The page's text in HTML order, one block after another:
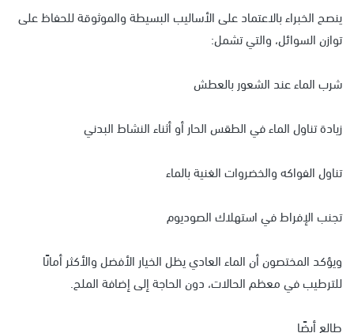
ينصح الخبراء بالاعتماد على الأساليب البسيطة والموثوقة للحفاظ على
توازن السوائل، والتي تشمل:
شرب الماء عند الشعور بالعطش
زيادة تناول الماء في الطقس الحار أو أثناء النشاط البدني
تناول الفواكه والخضروات الغنية بالماء
تجنب الإفراط في استهلاك الصوديوم
ويؤكد المختصون أن الماء العادي يظل الخيار الأفضل والأكثر أمانًا
للترطيب في معظم الحالات، دون الحاجة إلى إضافة الملح.
طالع أيضًا